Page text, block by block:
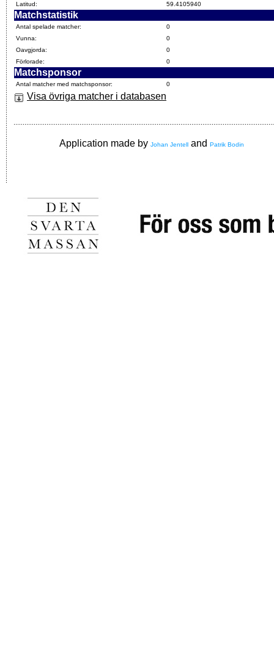
Latitud:
59.4105940
Matchstatistik
Antal spelade matcher:
0
Vunna:
0
Oavgjorda:
0
Förlorade:
0
Matchsponsor
Antal matcher med matchsponsor: 0
Visa övriga matcher i databasen
Application made by Johan Jentell and Patrik Bodin